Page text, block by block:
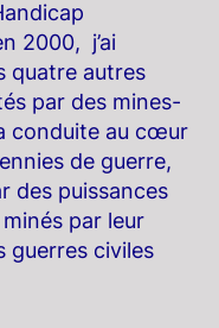
2000, j’ai
quatre autres
par des mines-
conduite au cœur
de guerre,
des puissances
par leur
guerres civiles